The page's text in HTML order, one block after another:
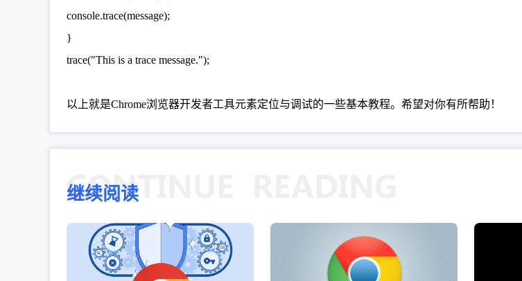
console.trace(message);
}
trace("This is a trace message.");
以上就是Chrome浏览器开发者工具元素定位与调试的一些基本教程。希望对你有所帮助！
继续阅读